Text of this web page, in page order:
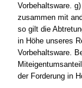
Vorbehaltsware.
zusammen mit
so gilt die
in Höhe unseres
Vorbehaltsware.
der Forderung in